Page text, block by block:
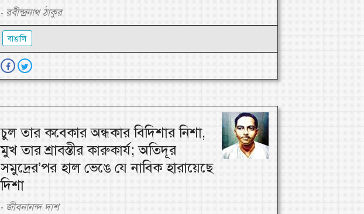
- রবীন্দ্রনাথ ঠাকুর
বাঙালি
চুল তার কবেকার অন্ধকার বিদিশার নিশা,
মুখ তার শ্রাবস্তীর কারুকার্য; অতিদূর
সমুদ্রের’পর হাল ভেঙে যে নাবিক হারায়েছে
দিশা
- জীবনানন্দ দাশ